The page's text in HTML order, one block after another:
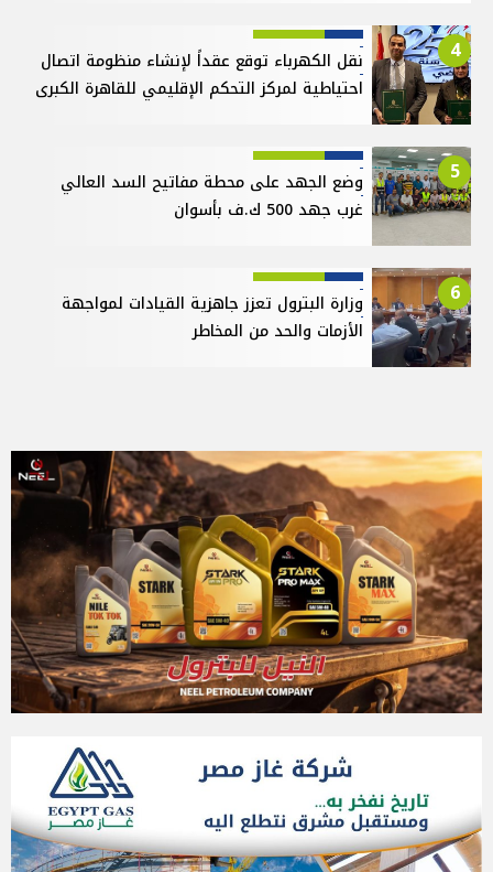
4
نقل الكهرباء توقع عقداً لإنشاء منظومة اتصال
احتياطية لمركز التحكم الإقليمي للقاهرة الكبرى
5
وضع الجهد على محطة مفاتيح السد العالي
غرب جهد 500 ك.ف بأسوان
6
وزارة البترول تعزز جاهزية القيادات لمواجهة
الأزمات والحد من المخاطر